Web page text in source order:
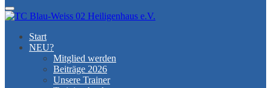
Menu
Start
NEU?
Mitglied werden
Beiträge 2026
Unsere Trainer